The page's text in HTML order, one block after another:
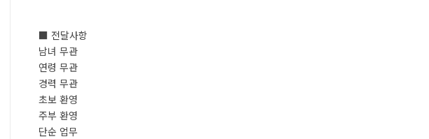
■ 전달사항
남녀 무관
연령 무관
경력 무관
초보 환영
주부 환영
단순 업무